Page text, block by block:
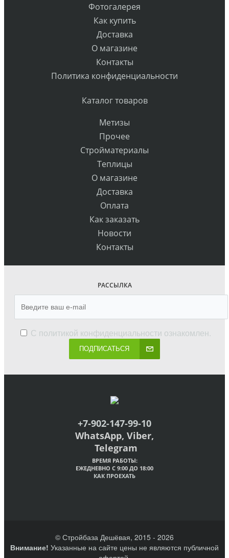
Фотогалерея
Как купить
Доставка
О магазине
Контакты
Политика конфиденциальности
Каталог товаров
Метизы
Прочее
Стройматериалы
Теплицы
О магазине
Доставка
Оплата
Как заказать
Новости
Контакты
РАССЫЛКА
С политикой конфиденциальности ознакомлен.
ПОДПИСАТЬСЯ
+7-902-147-99-10
WhatsApp, Viber,
Telegram
ВРЕМЯ РАБОТЫ:
ЕЖЕДНЕВНО С 9:00 ДО 18:00
КАК ПРОЕХАТЬ
© Стройбаза Дешёвая, 2015 - 2026
Внимание! Указанные на сайте цены не являются публичной